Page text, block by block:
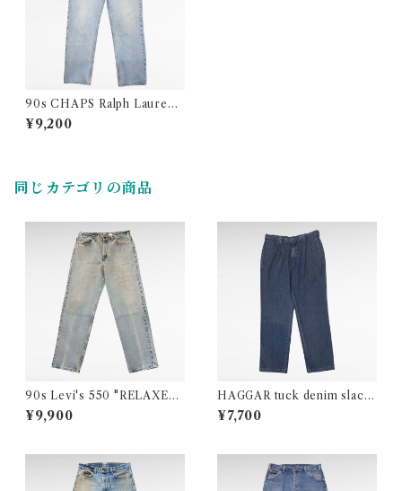
90s CHAPS Ralph Lauren s
traight denim pants
¥9,200
同じカテゴリの商品
90s Levi's 550 "RELAXED
FIT" denim pants（made in
U.S.A）
¥9,900
HAGGAR tuck denim slack
s pants
¥7,700